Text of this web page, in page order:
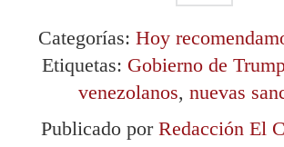
Categorías: Hoy
Etiquetas: Gobierno de
venezolanos, nuevas
Publicado por Redacción El